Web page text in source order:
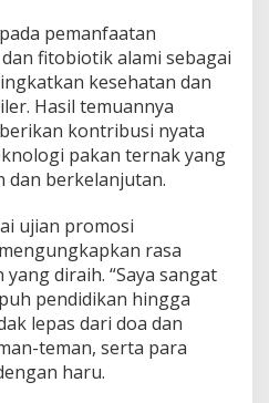
pemanfaatan
fitobiotik alami sebagai
kesehatan dan
Hasil temuannya
kontribusi nyata
pakan ternak yang
dan berkelanjutan.
ujian promosi
rasa
diraih. “Saya sangat
pendidikan hingga
lepas dari doa dan
teman, serta para
haru.